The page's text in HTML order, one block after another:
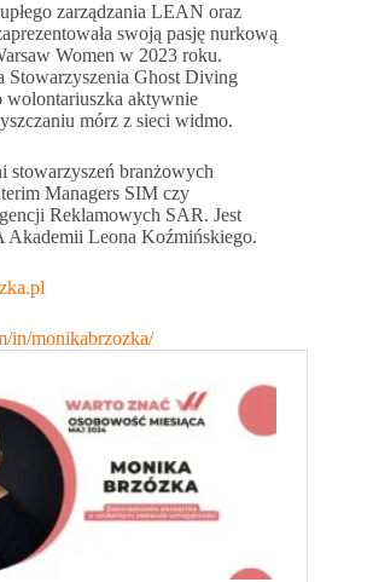
zarządzania LEAN oraz
swoją pasję nurkową
Women w 2023 roku.
Stowarzyszenia Ghost Diving
wolontariuszka aktywnie
mórz z sieci widmo.
stowarzyszeń branżowych
Managers SIM czy
Reklamowych SAR. Jest
Akademii Leona Koźmińskiego.
in/monikabrzozka/